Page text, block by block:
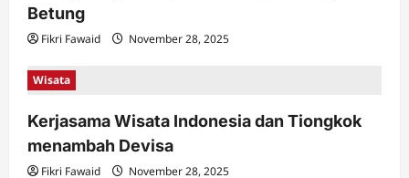
Betung
Fikri Fawaid November 28, 2025
Wisata
Kerjasama Wisata Indonesia dan Tiongkok
menambah Devisa
Fikri Fawaid November 28, 2025